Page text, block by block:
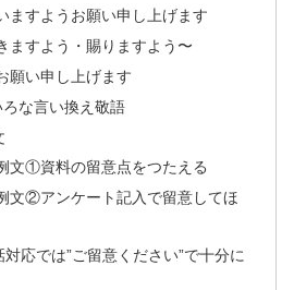
すようお願い申し上げます
すよう・賜りますよう〜
願い申し上げます
な言い換え敬語
文①資料の留意点をつたえる
文②アンケート記入で留意してほ
応では”ご留意ください”で十分に